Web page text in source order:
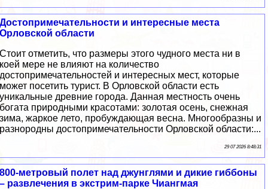
Достопримечательности и интересные места
Орловской области
Стоит отметить, что размеры этого чудного места ни в
коей мере не влияют на количество
достопримечательностей и интересных мест, которые
может посетить турист. В Орловской области есть
уникальные древние города. Данная местность очень
богата природными красотами: золотая осень, снежная
зима, жаркое лето, пробуждающая весна. Многообразны и
разнородны достопримечательности Орловской области:...
29 07 2026 8:48:31
800-метровый полет над джунглями и дикие гиббоны
– развлечения в экстрим-парке Чиангмая